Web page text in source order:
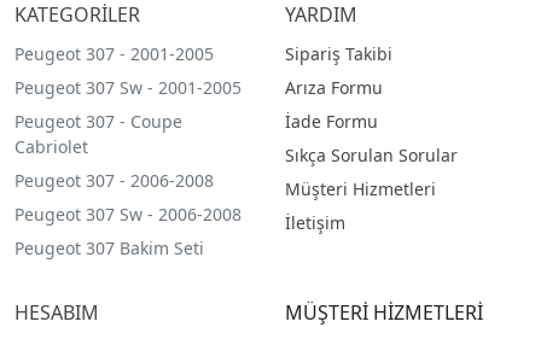
KATEGORİLER
Peugeot 307 - 2001-2005
Peugeot 307 Sw - 2001-2005
Peugeot 307 - Coupe
Cabriolet
Peugeot 307 - 2006-2008
Peugeot 307 Sw - 2006-2008
Peugeot 307 Bakim Seti
YARDIM
Sipariş Takibi
Arıza Formu
İade Formu
Sıkça Sorulan Sorular
Müşteri Hizmetleri
İletişim
HESABIM MÜŞTERİ HİZMETLERİ